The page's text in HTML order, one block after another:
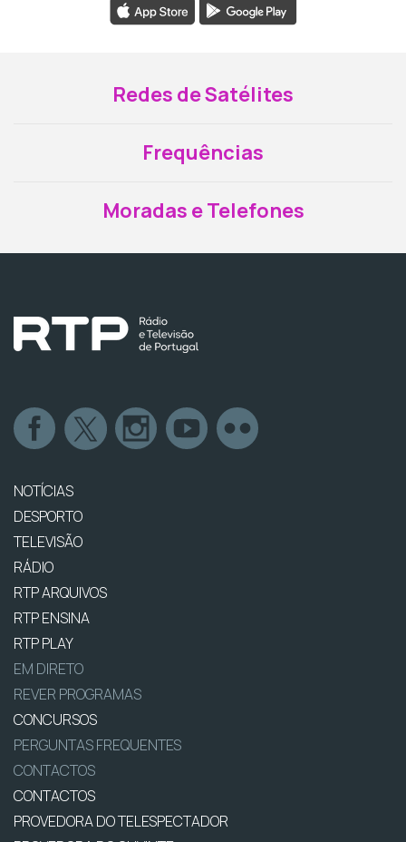
Redes de Satélites
Frequências
Moradas e Telefones
NOTÍCIAS
DESPORTO
TELEVISÃO
RÁDIO
RTP ARQUIVOS
RTP ENSINA
RTP PLAY
EM DIRETO
REVER PROGRAMAS
CONCURSOS
PERGUNTAS FREQUENTES
CONTACTOS
CONTACTOS
PROVEDORA DO TELESPECTADOR